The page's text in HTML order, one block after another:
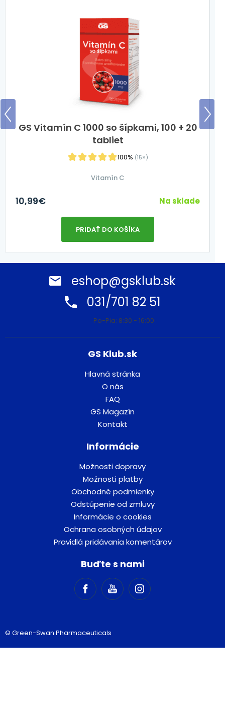
GS Vitamín C 1000 so šípkami, 100 + 20
tabliet
100% (15×)
Vitamín C
10,99€ Na sklade
PRIDAŤ DO KOŠÍKA
eshop@gsklub.sk
031/701 82 51
Po-Pia: 8:30 - 16:00
GS Klub.sk
Hlavná stránka
O nás
FAQ
GS Magazín
Kontakt
Informácie
Možnosti dopravy
Možnosti platby
Obchodné podmienky
Odstúpenie od zmluvy
Informácie o cookies
Ochrana osobných údajov
Pravidlá pridávania komentárov
Buďte s nami
© Green-Swan Pharmaceuticals